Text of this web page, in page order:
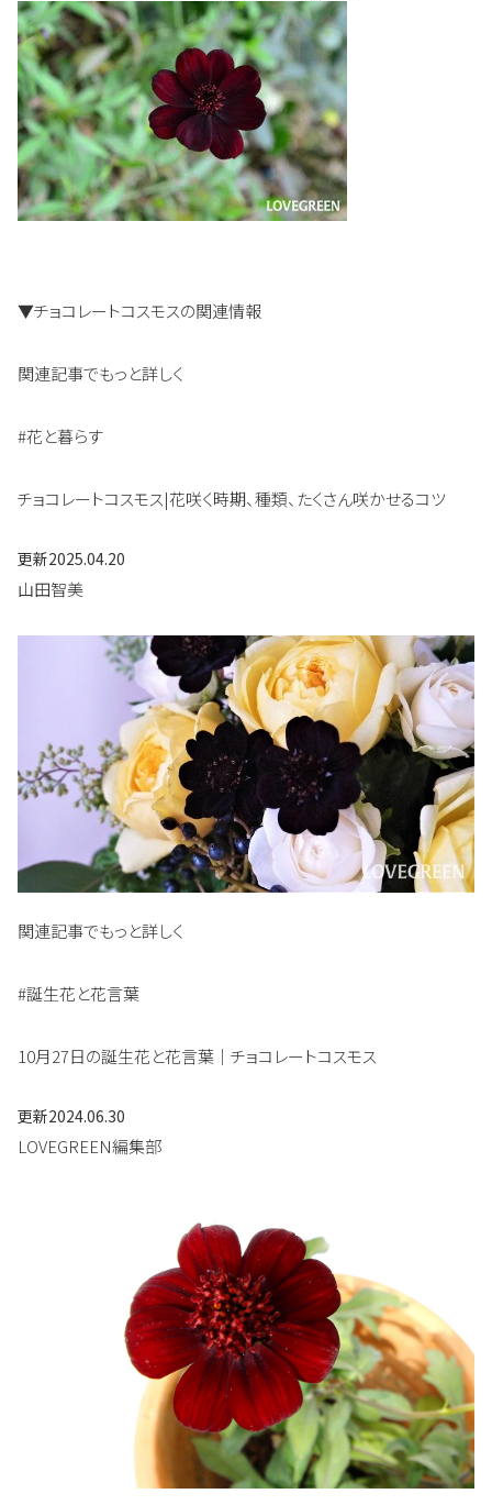
▼チョコレートコスモスの関連情報
関連記事でもっと詳しく
#花と暮らす
チョコレートコスモス|花咲く時期、種類、たくさん咲かせるコツ
更新2025.04.20
山田智美
関連記事でもっと詳しく
#誕生花と花言葉
10月27日の誕生花と花言葉｜チョコレートコスモス
更新2024.06.30
LOVEGREEN編集部